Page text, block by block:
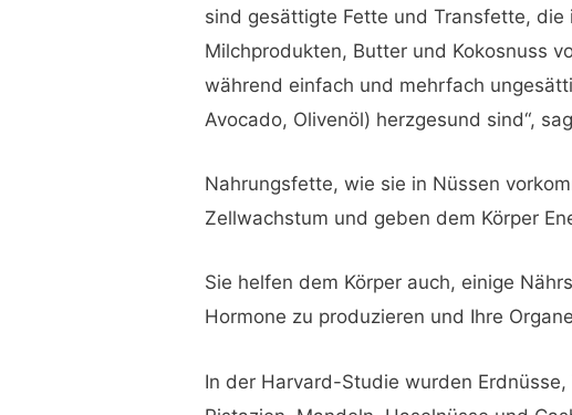
sind gesättigte Fette und Transfette,
Milchprodukten, Butter und Kokosnuss
während einfach und mehrfach
Avocado, Olivenöl) herzgesund sind“,
Nahrungsfette, wie sie in Nüssen
Zellwachstum und geben dem Körper
Sie helfen dem Körper auch, einige
Hormone zu produzieren und Ihre
In der Harvard-Studie wurden